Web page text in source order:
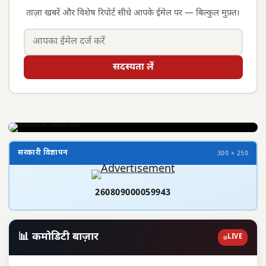
ताज़ा खबरें और विशेष रिपोर्ट सीधे आपके ईमेल पर — बिल्कुल मुफ़्त।
सदस्यता लें
सरकारी विज्ञापन 300 × 250
260809000059943
📊 कमोडिटी बाज़ार LIVE